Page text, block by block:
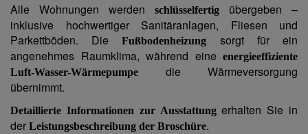
Alle Wohnungen werden
schlüsselfertig
übergeben –
inklusive hochwertiger Sanitäranlagen, Fliesen und
Parkettböden. DieFußbodenheizung
sorgt für ein
angenehmes Raumklima, während eine energieeffiziente
Luft-Wasser-Wärmepumpe
die Wärmeversorgung
übernimmt.
Detaillierte Informationen zur Ausstattungerhalten Sie in
der Leistungsbeschreibung der Broschüre.